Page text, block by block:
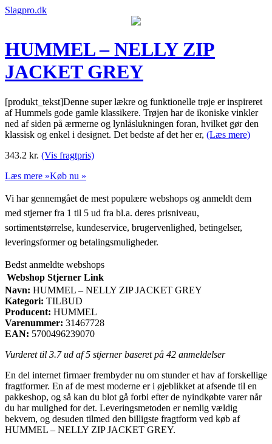
Slagpro.dk
HUMMEL – NELLY ZIP
JACKET GREY
[produkt_tekst]Denne super lækre og funktionelle trøje er inspireret
af Hummels gode gamle klassikere. Trøjen har de ikoniske vinkler
ned af siden på ærmerne og lynlåslukningen foran, hvilket gør den
klassisk og enkel i designet. Det bedste af det her er, (Læs mere)
343.2 kr. (Vis fragtpris)
Læs mere »Køb nu »
Vi har gennemgået de mest populære webshops og anmeldt dem
med stjerner fra 1 til 5 ud fra bl.a. deres prisniveau,
sortimentstørrelse, kundeservice, brugervenlighed, betingelser,
leveringsformer og betalingsmuligheder.
Bedst anmeldte webshops
Webshop Stjerner Link
Navn: HUMMEL – NELLY ZIP JACKET GREY
Kategori: TILBUD
Producent: HUMMEL
Varenummer: 31467728
EAN: 5700496239070
Vurderet til 3.7ud af 5 stjerner baseret på 42 anmeldelser
En del internet firmaer frembyder nu om stunder et hav af forskellige
fragtformer. En af de mest moderne er i øjeblikket at afsende til en
pakkeshop, og så kan du blot gå forbi efter de nyindkøbte varer når
du har mulighed for det. Leveringsmetoden er nemlig vældig
bekvem, og desuden tilmed den billigste fragtform ved køb af
HUMMEL – NELLY ZIP JACKET GREY.